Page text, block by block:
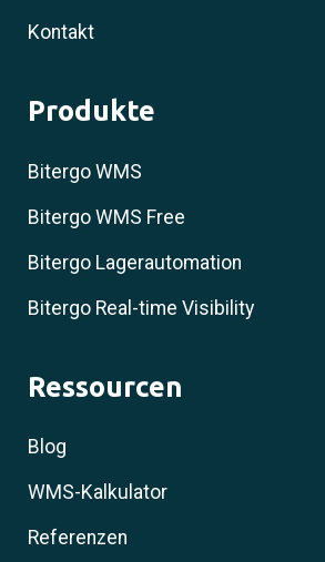
Kontakt
Produkte
Bitergo WMS
Bitergo WMS Free
Bitergo Lagerautomation
Bitergo Real-time Visibility
Ressourcen
Blog
WMS-Kalkulator
Referenzen